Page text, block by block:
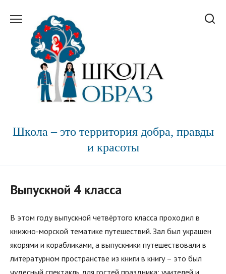
содержанию
Школа – это территория добра, правды
и красоты
Выпускной 4 класса
В этом году выпускной четвёртого класса проходил в
книжно-морской тематике путешествий. Зал был украшен
якорями и корабликами, а выпускники путешествовали в
литературном пространстве из книги в книгу – это был